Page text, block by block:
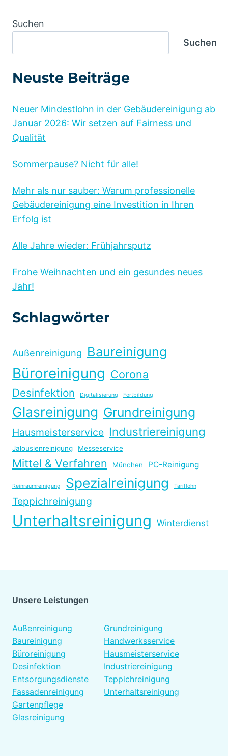
Suchen
Suchen
Neuste Beiträge
Neuer Mindestlohn in der Gebäudereinigung ab
Januar 2026: Wir setzen auf Fairness und
Qualität
Sommerpause? Nicht für alle!
Mehr als nur sauber: Warum professionelle
Gebäudereinigung eine Investition in Ihren
Erfolg ist
Alle Jahre wieder: Frühjahrsputz
Frohe Weihnachten und ein gesundes neues
Jahr!
Schlagwörter
Außenreinigung Baureinigung
Büroreinigung Corona
Desinfektion Digitalisierung Fortbildung
Glasreinigung Grundreinigung
Hausmeisterservice Industriereinigung
Jalousienreinigung Messeservice
Mittel & Verfahren München PC-Reinigung
Reinraumreinigung Spezialreinigung Tariflohn
Teppichreinigung
Unterhaltsreinigung Winterdienst
Unsere Leistungen
Außenreinigung
Baureinigung
Büroreinigung
Desinfektion
Entsorgungsdienste
Fassadenreinigung
Gartenpflege
Glasreinigung
Grundreinigung
Handwerksservice
Hausmeisterservice
Industriereinigung
Teppichreinigung
Unterhaltsreinigung